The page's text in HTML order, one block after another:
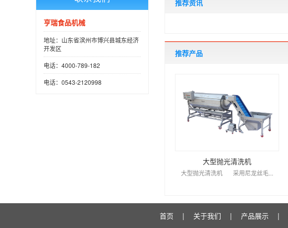
亨瑞食品机械
地址：山东省滨州市博兴县城东经济
开发区
电话：4000-789-182
电话：0543-2120998
推荐资讯
推荐产品
大型抛光清洗机
大型抛光清洗机 采用尼龙丝毛...
首页 | 关于我们 | 产品展示 |